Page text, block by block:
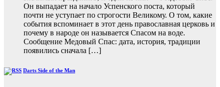
Он выпадает на начало Успенского поста, который
почти не уступает по строгости Великому. О том, какие
события вспоминает в этот день православная церковь и
почему в народе он называется Спасом на воде.
Сообщение Медовый Спас: дата, история, традиции
появились сначала […]
Darts Side of the Man